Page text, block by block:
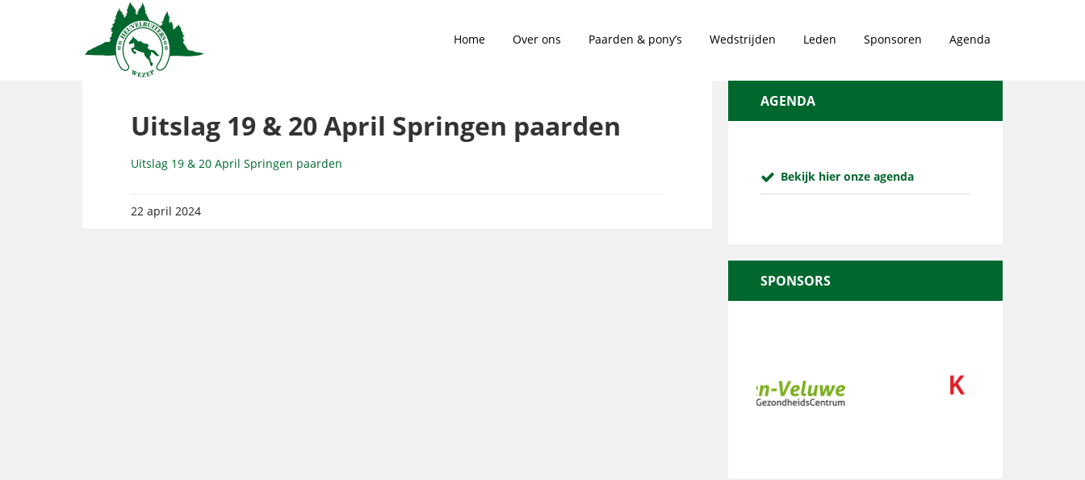
Home Over ons Paarden & pony’s Wedstrijden Leden Sponsoren Agenda
Uitslag 19 & 20 April Springen paarden
Uitslag 19 & 20 April Springen paarden
22 april 2024
AGENDA
Bekijk hier onze agenda
SPONSORS